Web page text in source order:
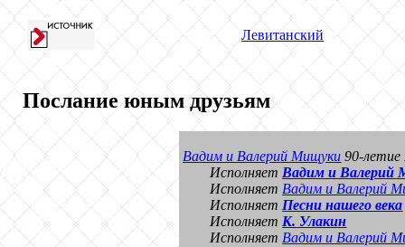
Левитанский
Послание юным друзьям
Вадим и Валерий Мищуки 90-
Исполняет Вадим и Валерий
Исполняет Вадим и Валерий
Исполняет Песни нашего века
Исполняет К. Улакин
Исполняет Вадим и Валерий